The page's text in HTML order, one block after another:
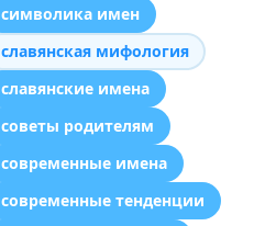
символика имен
славянская мифология
славянские имена
советы родителям
современные имена
современные тенденции